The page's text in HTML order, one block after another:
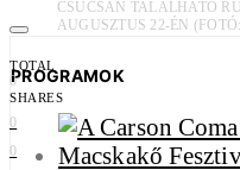
PROGRAMOK
CSÚCSÁN TALÁLHATÓ
AUGUSZTUS 22-ÉN
TOTAL
0
SHARES
0
0